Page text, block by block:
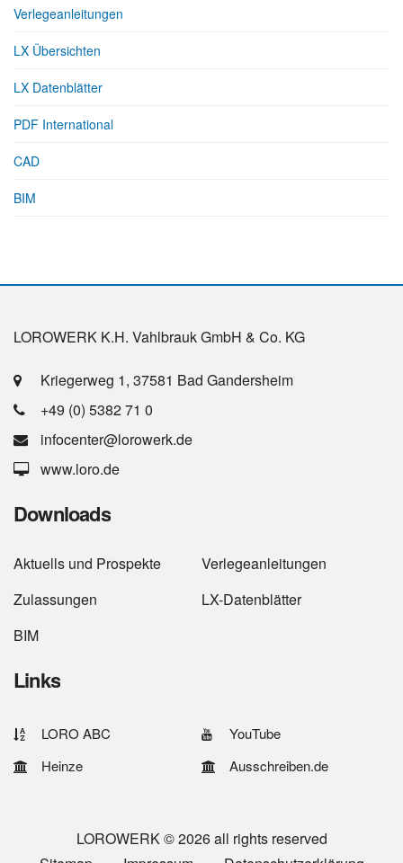
Verlegeanleitungen
LX Übersichten
LX Datenblätter
PDF International
CAD
BIM
LOROWERK K.H. Vahlbrauk GmbH & Co. KG
Kriegerweg 1, 37581 Bad Gandersheim
+49 (0) 5382 71 0
infocenter@lorowerk.de
www.loro.de
Downloads
Aktuells und Prospekte
Verlegeanleitungen
Zulassungen
LX-Datenblätter
BIM
Links
LORO ABC
YouTube
Heinze
Ausschreiben.de
LOROWERK © 2026 all rights reserved